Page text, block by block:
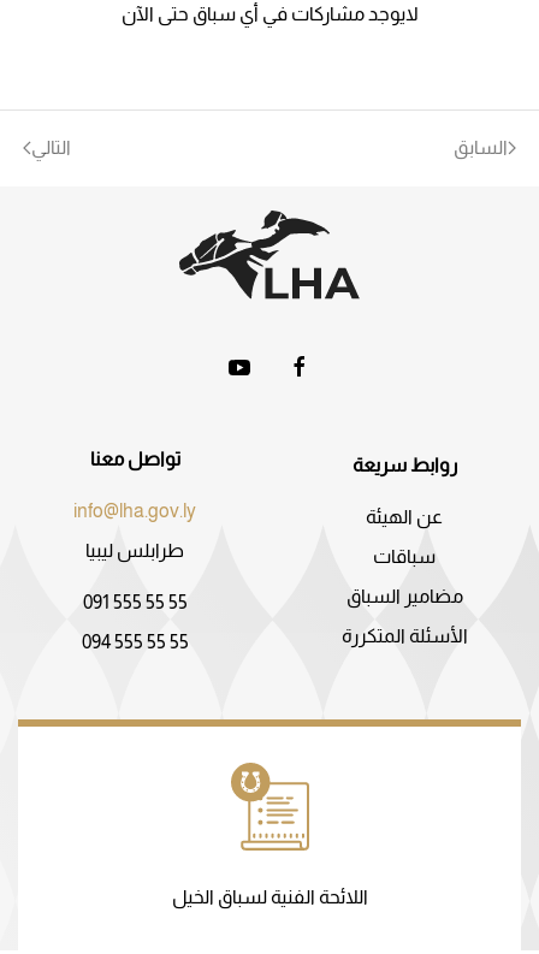
لايوجد مشاركات في أي سباق حتى الآن
السابق التالي
روابط سريعة
عن الهيئة
سباقات
مضامير السباق
الأسئلة المتكررة
تواصل معنا
info@lha.gov.ly
طرابلس ليبيا
091 555 55 55
094 555 55 55
اللائحة الفنية لسباق الخيل